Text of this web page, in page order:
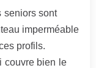
seniors sont
imperméable
profils.
couvre bien le